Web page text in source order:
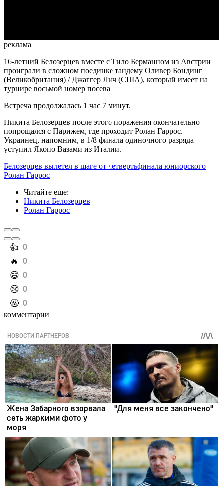
реклама
16-летний Белозерцев вместе с Тило Берманном из Австрии
проиграли в сложном поединке тандему Оливер Бондинг
(Великобритания) / Джаггер Лич (США), который имеет на
турнире восьмой номер посева.
Встреча продолжалась 1 час 7 минут.
Никита Белозерцев после этого поражения окончательно
попрощался с Парижем, где проходит Ролан Гаррос.
Украинец, напомним, в 1/8 финала одиночного разряда
уступил Якопо Вазами из Италии.
Белозерцев вылетел в шаге от четвертьфинала юниорского
Ролан Гаррос
Читайте еще:
Никита Белозерцев
Ролан Гаррос
️👍 0
️🔥 0
️😄 0
️😢 0
️🤬 0
комментарии